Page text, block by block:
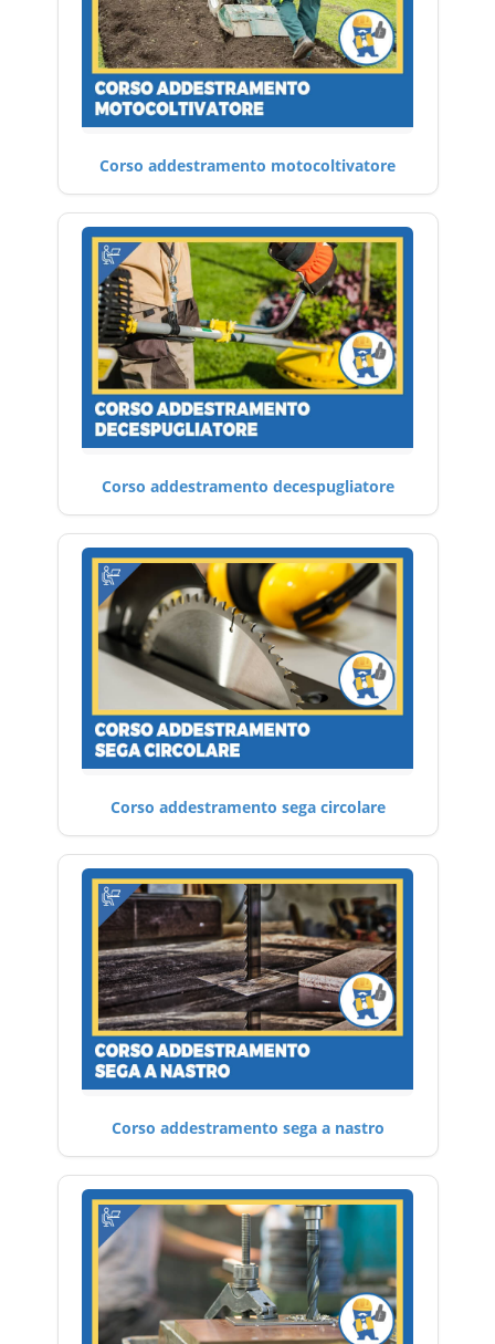
Corso addestramento motocoltivatore
Corso addestramento decespugliatore
Corso addestramento sega circolare
Corso addestramento sega a nastro